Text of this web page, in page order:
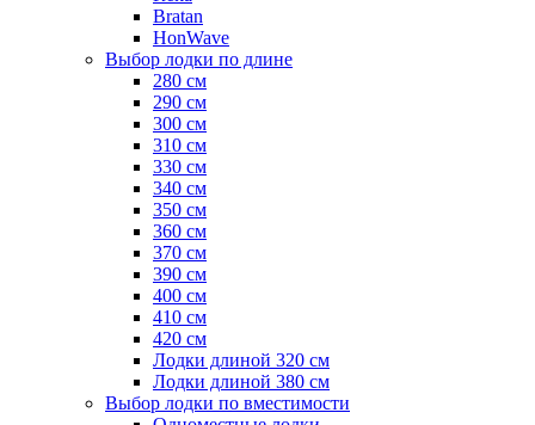
Bratan
HonWave
Выбор лодки по длине
280 см
290 см
300 см
310 см
330 см
340 см
350 см
360 см
370 см
390 см
400 см
410 см
420 см
Лодки длиной 320 см
Лодки длиной 380 см
Выбор лодки по вместимости